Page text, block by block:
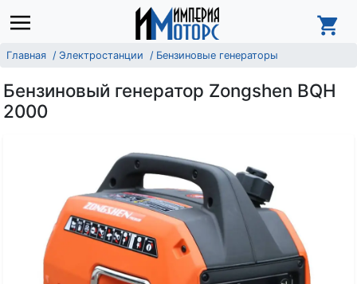
Главная Электростанции Бензиновые генераторы
Бензиновый генератор Zongshen BQH
2000